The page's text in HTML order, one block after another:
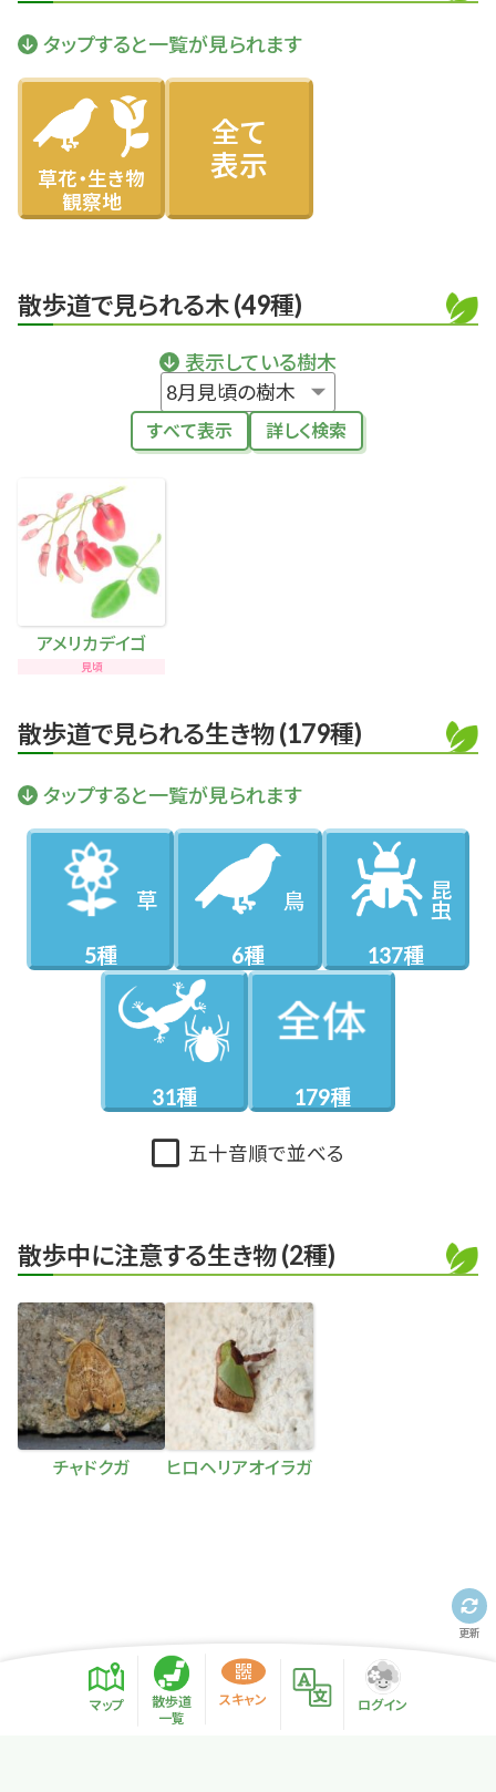
タップすると一覧が見られます
草花・生き物
観察地
散歩道で見られる木 (49種)
表示している樹木
すべて表示 詳しく検索
アメリカデイゴ
見頃
散歩道で見られる生き物 (179種)
タップすると一覧が見られます
草
5種
鳥
6種
昆虫
137種
31種 179種
五十音順で並べる
散歩中に注意する生き物 (2種)
チャドクガ ヒロヘリアオイラガ
更新
マップ
散歩道
一覧
スキャン ログイン
散歩道紹介ページ
緑地紹介情報